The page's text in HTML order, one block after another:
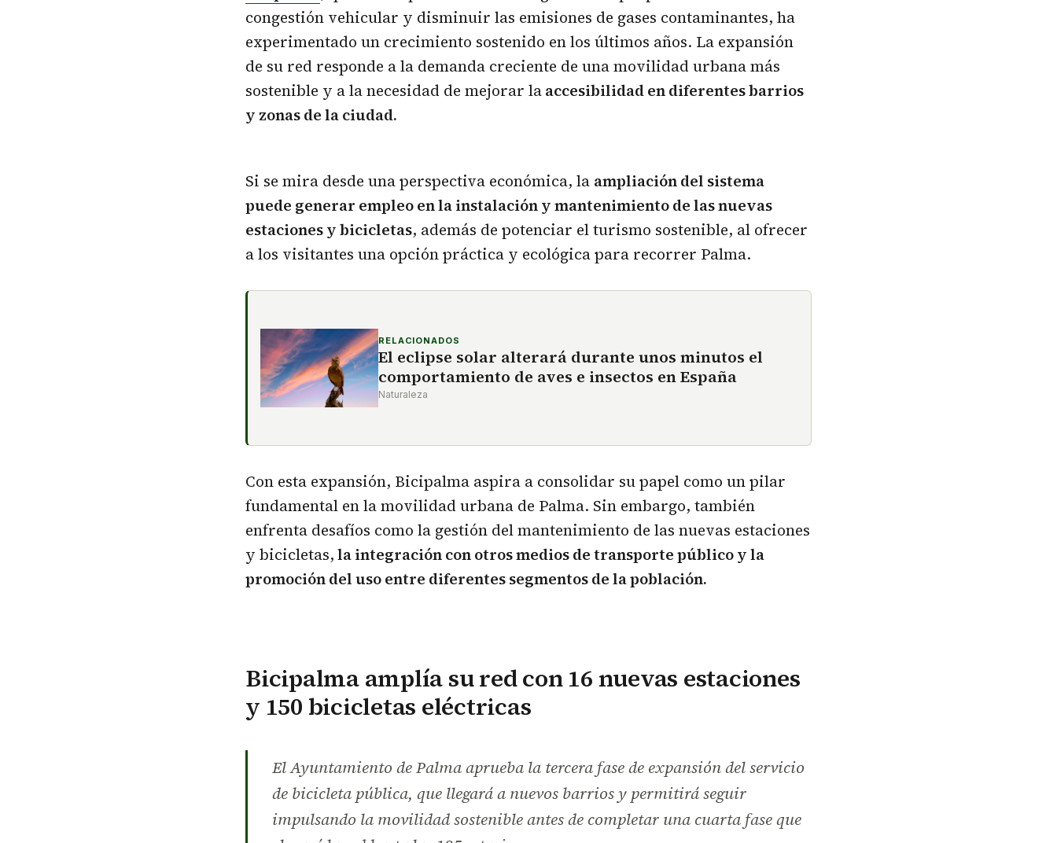
congestión vehicular y disminuir las emisiones de gases contaminantes, ha
experimentado un crecimiento sostenido en los últimos años. La expansión
de su red responde a la demanda creciente de una movilidad urbana más
sostenible y a la necesidad de mejorar laaccesibilidad en diferentes barrios
y zonas de la ciudad.
Si se mira desde una perspectiva económica, la ampliación del sistema
puede generar empleo en la instalación y mantenimiento de las nuevas
estaciones y bicicletas, además de potenciar el turismo sostenible, al ofrecer
a los visitantes una opción práctica y ecológica para recorrer Palma.
RELACIONADOS
El eclipse solar alterará durante unos minutos el
comportamiento de aves e insectos en España
Naturaleza
Con esta expansión, Bicipalma aspira a consolidar su papel como un pilar
fundamental en la movilidad urbana de Palma. Sin embargo, también
enfrenta desafíos como la gestión del mantenimiento de las nuevas estaciones
y bicicletas,la integración con otros medios de transporte público y la
promoción del uso entre diferentes segmentos de la población.
Bicipalma amplía su red con 16 nuevas estaciones
y 150 bicicletas eléctricas
El Ayuntamiento de Palma aprueba la tercera fase de expansión del servicio
de bicicleta pública, que llegará a nuevos barrios y permitirá seguir
impulsando la movilidad sostenible antes de completar una cuarta fase que